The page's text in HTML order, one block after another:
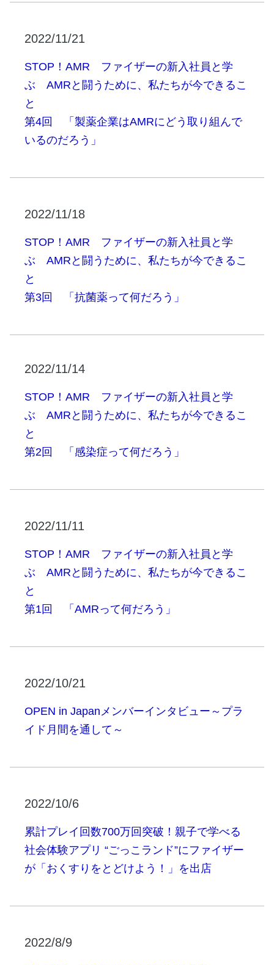
2022/11/21
STOP！AMR ファイザーの新入社員と学
ぶ AMRと闘うために、私たちが今できるこ
と
第4回 「製薬企業はAMRにどう取り組んで
いるのだろう」
2022/11/18
STOP！AMR ファイザーの新入社員と学
ぶ AMRと闘うために、私たちが今できるこ
と
第3回 「抗菌薬って何だろう」
2022/11/14
STOP！AMR ファイザーの新入社員と学
ぶ AMRと闘うために、私たちが今できるこ
と
第2回 「感染症って何だろう」
2022/11/11
STOP！AMR ファイザーの新入社員と学
ぶ AMRと闘うために、私たちが今できるこ
と
第1回 「AMRって何だろう」
2022/10/21
OPEN in Japanメンバーインタビュー～プラ
イド月間を通して～
2022/10/6
累計プレイ回数700万回突破！親子で学べる
社会体験アプリ “ごっこランド”にファイザー
が「おくすりをとどけよう！」を出店
2022/8/9